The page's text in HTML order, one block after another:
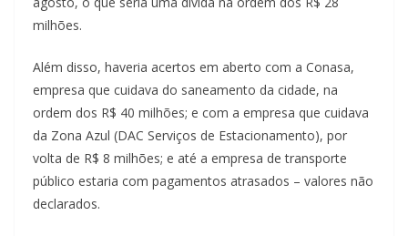
milhões.
Além disso, haveria acertos em aberto com a Conasa,
empresa que cuidava do saneamento da cidade, na
ordem dos R$ 40 milhões; e com a empresa que cuidava
da Zona Azul (DAC Serviços de Estacionamento), por
volta de R$ 8 milhões; e até a empresa de transporte
público estaria com pagamentos atrasados – valores não
declarados.